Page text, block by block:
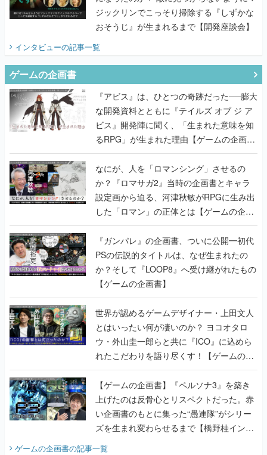
ジックリンでこっそり掃除する『しずかな
おそうじ』が生まれるまで【開発座談会】
インタビューの記事一覧
ゲームの企画書
『アビス』は、ひとつの奇跡だった──膨大
な開発資料とともに『テイルズ オブ ジ ア
ビス』開発陣に聞く、「生まれた意味を知
るRPG」が生まれた理由【ゲームの企画
書】
なにが、人を「ロマンシング」させるの
か？『ロマサガ2』当時の企画書とキャラ
設定画から迫る、河津秋敏がRPGに生み出
した「ロマン」の正体とは【ゲームの企画
書】
『ガンパレ』の企画書、ついに公開━初代
PSの伝説的タイトルは、なぜ生まれたの
か？そして『LOOP8』へ受け継がれたもの
【ゲームの企画書】
世界が認めるゲームデザイナー・上田文人
とはいったい何が凄いのか？ ヨコオタロ
ウ・外山圭一郎らと共に『ICO』に込めら
れたこだわりを語り尽くす！【ゲームの企
画書】
【ゲームの企画書】『ペルソナ3』を築き
上げたのは反骨心とリスペクトだった。赤
い企画書のもとに集った“愚連隊”がシリー
ズを生まれ変わらせるまで【橋野桂インタ
ビュー】
ゲームの企画書の記事一覧